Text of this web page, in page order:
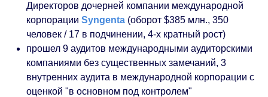
Директоров дочерней компании международной
корпорации Syngenta (оборот $385 млн., 350
человек / 17 в подчинении, 4-х кратный рост)
прошел 9 аудитов международными аудиторскими
компаниями без существенных замечаний, 3
внутренних аудита в международной корпорации с
оценкой "в основном под контролем"